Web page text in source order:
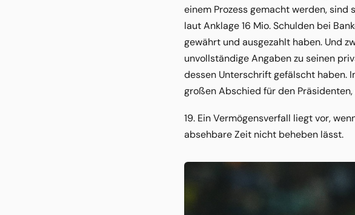
einem Prozess gemacht werden, sind
laut Anklage 16 Mio. Schulden bei
gewährt und ausgezahlt haben. Und
unvollständige Angaben zu seinen
dessen Unterschrift gefälscht haben.
großen Abschied für den
19. Ein Vermögensverfall liegt vor,
absehbare Zeit nicht beheben lässt.